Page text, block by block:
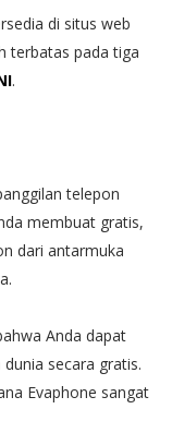
di situs web
terbatas pada tiga
.
telepon
membuat gratis,
dari antarmuka
Anda dapat
secara gratis.
Evaphone sangat